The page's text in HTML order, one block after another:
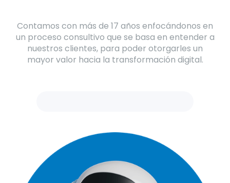
Contamos con más de 17 años enfocándonos en
un proceso consultivo que se basa en entender a
nuestros clientes, para poder otorgarles un
mayor valor hacia la transformación digital.